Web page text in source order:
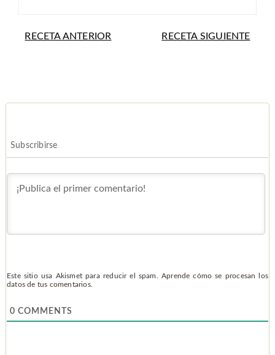
RECETA ANTERIOR RECETA SIGUIENTE
Subscribirse
Este sitio usa Akismet para reducir el spam. Aprende cómo se procesan los
datos de tus comentarios.
0 COMMENTS